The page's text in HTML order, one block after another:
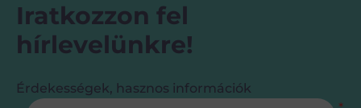
Iratkozzon fel
hírlevelünkre!
Érdekességek, hasznos információk